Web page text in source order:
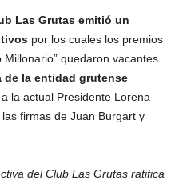
Las Grutas emitió un
por los cuales los premios
quedaron vacantes.
la entidad grutense
a la actual Presidente Lorena
firmas de Juan Burgart y
del Club Las Grutas ratifica